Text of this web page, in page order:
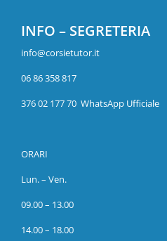
INFO – SEGRETERIA
info@corsietutor.it
06 86 358 817
376 02 177 70 WhatsApp Ufficiale
ORARI
Lun. – Ven.
09.00 – 13.00
14.00 – 18.00